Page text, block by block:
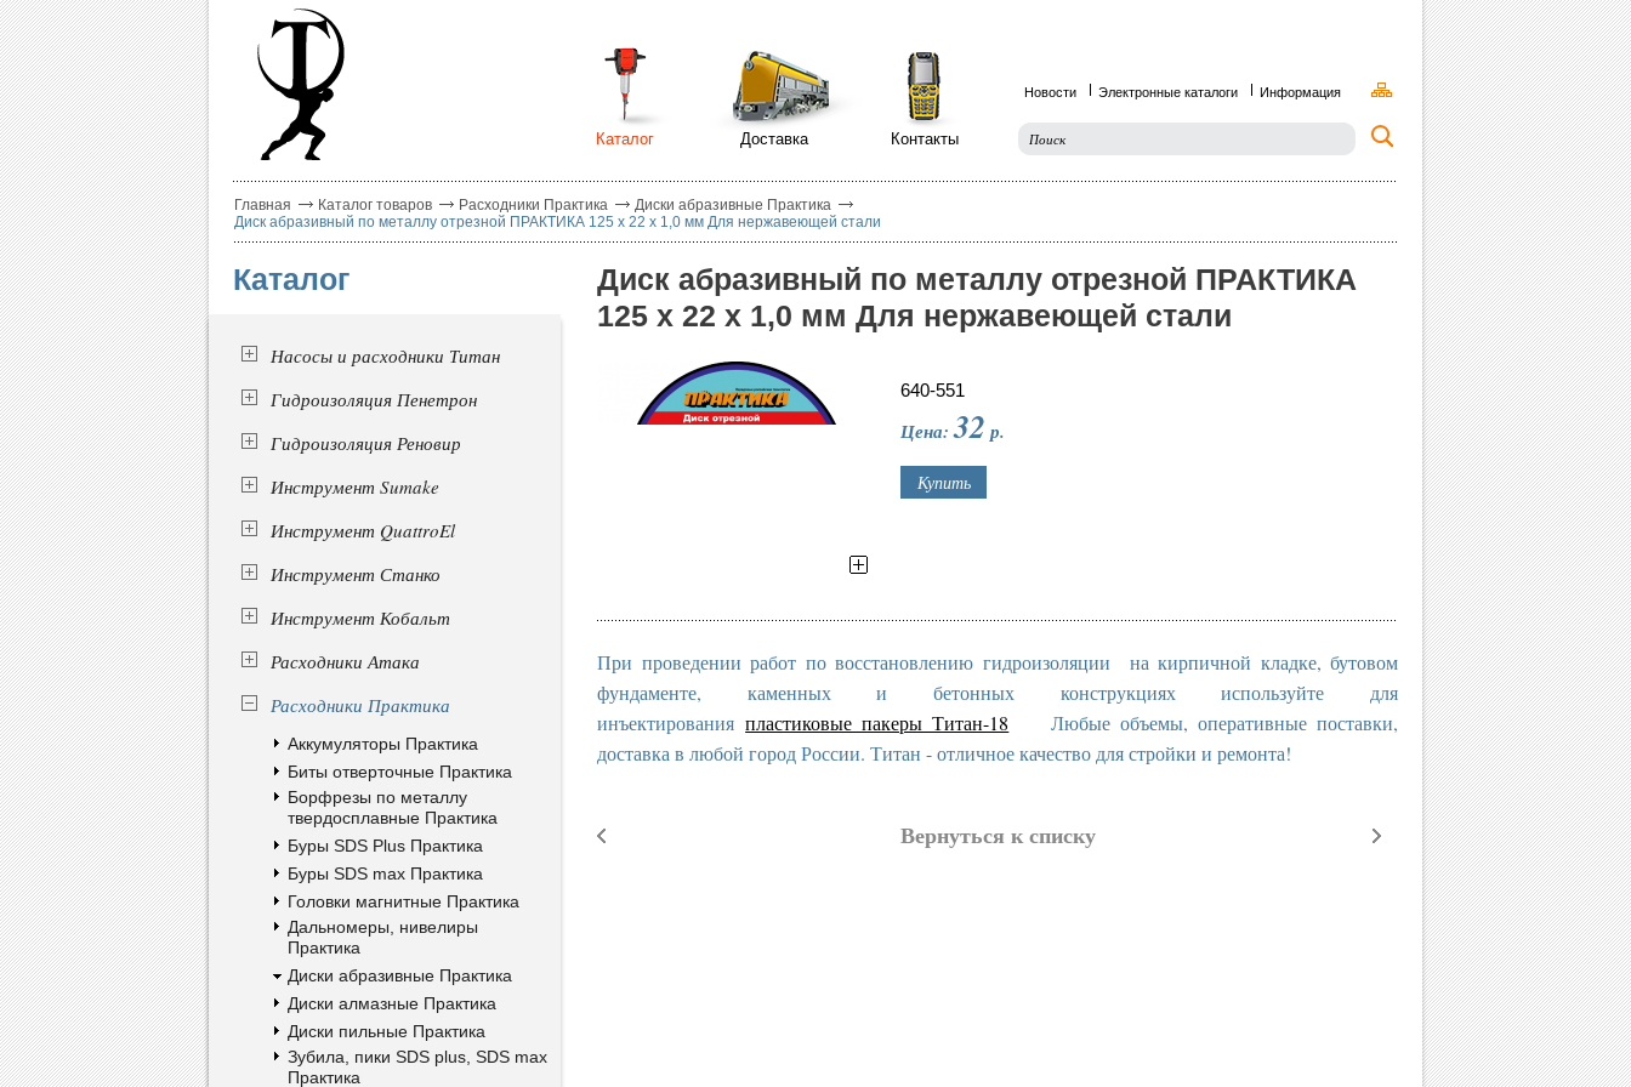
Каталог Доставка Контакты
Новости Электронные каталоги Информация
Главная Каталог товаров Расходники Практика
Диски абразивные Практика
Диск абразивный по металлу отрезной ПРАКТИКА 125 х 22 х 1,0 мм Для нержавеющей стали
Каталог
Насосы и расходники Титан
Гидроизоляция Пенетрон
Гидроизоляция Реновир
Инструмент Sumake
Инструмент QuattroEl
Инструмент Станко
Инструмент Кобальт
Расходники Атака
Расходники Практика
Аккумуляторы Практика
Биты отверточные Практика
Борфрезы по металлу
твердосплавные Практика
Буры SDS Plus Практика
Буры SDS max Практика
Головки магнитные Практика
Дальномеры, нивелиры
Практика
Диски абразивные Практика
Диски алмазные Практика
Диски пильные Практика
Зубила, пики SDS plus, SDS max
Практика
Диск абразивный по металлу отрезной ПРАКТИКА
125 х 22 х 1,0 мм Для нержавеющей стали
640-551
Цена:32 р.
При проведении работ по восстановлению гидроизоляции на кирпичной кладке, бутовом
фундаменте, каменных и бетонных конструкциях используйте для
инъектированияпластиковые пакеры Титан-18 Любые объемы, оперативные поставки,
доставка в любой город России. Титан - отличное качество для стройки и ремонта!
Вернуться к списку